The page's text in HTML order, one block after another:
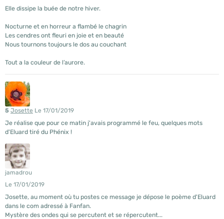
Elle dissipe la buée de notre hiver.
Nocturne et en horreur a flambé le chagrin
Les cendres ont fleuri en joie et en beauté
Nous tournons toujours le dos au couchant
Tout a la couleur de l’aurore.
5 Josette Le 17/01/2019
Je réalise que pour ce matin j'avais programmé le feu, quelques mots
d'Eluard tiré du Phénix !
jamadrou
Le 17/01/2019
Josette, au moment où tu postes ce message je dépose le poème d'Eluard
dans le com adressé à Fanfan.
Mystère des ondes qui se percutent et se répercutent...